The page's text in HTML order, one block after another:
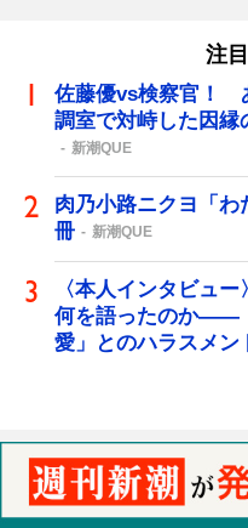
注
佐藤優vs検察官！
調室で対峙した因縁
新潮QUE
肉乃小路ニクヨ「
冊
新潮QUE
〈本人インタビュ
何を語ったのか――
愛」とのハラスメン